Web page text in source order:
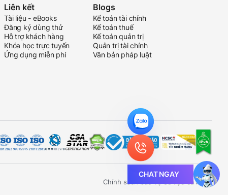
Liên kết
Tài liệu - eBooks
Đăng ký dùng thử
Hỗ trợ khách hàng
Khóa học trực tuyến
Ứng dụng miễn phí
Blogs
Kế toán tài chính
Kế toán thuế
Kế toán quản trị
Quản trị tài chính
Văn bản pháp luật
Chính sách bảo vệ dữ liệu cá nhân
CHAT NGAY